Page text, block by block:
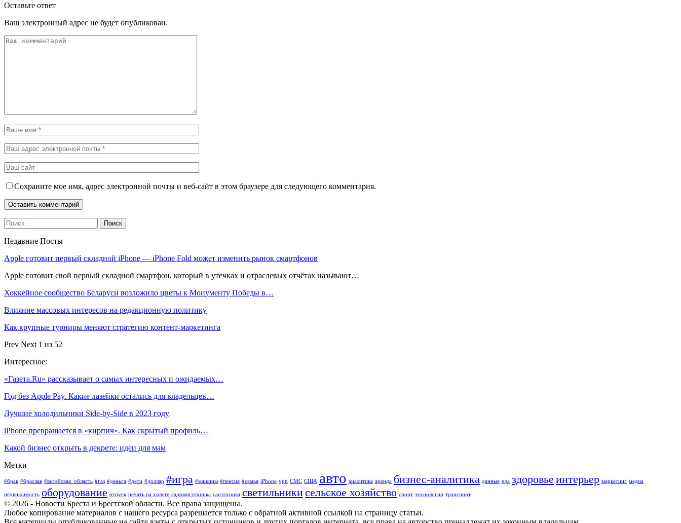
Оставьте ответ
Ваш электронный адрес не будет опубликован.
Сохраните мое имя, адрес электронной почты и веб-сайт в этом браузере для следующего комментария.
Недавние Посты
Apple готовит первый складной iPhone — iPhone Fold может изменить рынок смартфонов
Apple готовит свой первый складной смартфон, который в утечках и отраслевых отчётах называют…
Хоккейное сообщество Беларуси возложило цветы к Монументу Победы в…
Влияние массовых интересов на редакционную политику
Как крупные турниры меняют стратегию контент-маркетинга
Prev Next 1 из 52
Интересное:
«Газета.Ru» рассказывает о самых интересных и ожидаемых…
Год без Apple Pay. Какие лазейки остались для владельцев…
Лучшие холодильники Side-by-Side в 2023 году
iPhone превращается в «кирпич». Как скрытый профиль…
Какой бизнес открыть в декрете: идеи для мам
Метки
#брак #браслав #витебская_область #газ #деньга #дети #доллар #игра #машины #пенсия #семья iPhone vpn СМС США авто аналитика аренда бизнес-аналитика данные еда здоровье интерьер маркетинг медиа
недвижимость оборудование отпуск печать на холсте садовая техника сантехника светильникисельское хозяйство спорт технологии транспорт
© 2026 - Новости Бреста и Брестской области. Все права защищены.
Любое копирование материалов с нашего ресурса разрешается только с обратной активной ссылкой на страницу статьи.